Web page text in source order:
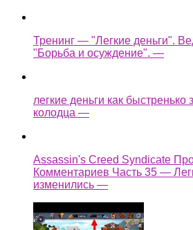
Тренинг — "Легкие деньги".
"Борьба и осуждение". —
легкие деньги как быстренько
колодца —
Assassin's Creed Syndicate
Комментариев Часть 35 —
изменились —